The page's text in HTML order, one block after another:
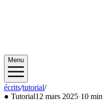
Menu
écrits/tutorial/2025/03
● Tutorial12 mars 2025·10 min